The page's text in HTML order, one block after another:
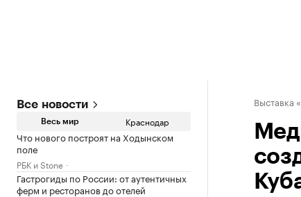
Все новости
Весь мир Краснодар
Что нового построят на Ходынском
поле
РБК и Stone
Гастрогиды по России: от аутентичных
ферм и ресторанов до отелей
Выставка